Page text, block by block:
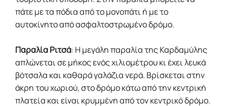
πάτε με τα πόδια από το μονοπάτι ή με το
αυτοκίνητο από ασφαλτοστρωμένο δρόμο.
Παραλία Ριτσά: Η μεγάλη παραλία της Καρδαμύλης
απλώνεται σε μήκος ενός χιλιομέτρου κι έχει λευκά
βότσαλα και καθαρά γαλάζια νερά. Βρίσκεται στην
άκρη του χωριού, στο δρόμο κάτω από την κεντρική
πλατεία και είναι κρυμμένη από τον κεντρικό δρόμο.